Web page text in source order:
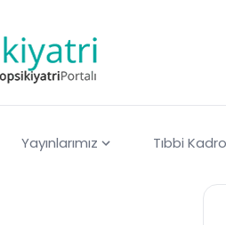
Yayınlarımız Tıbbi Kadro